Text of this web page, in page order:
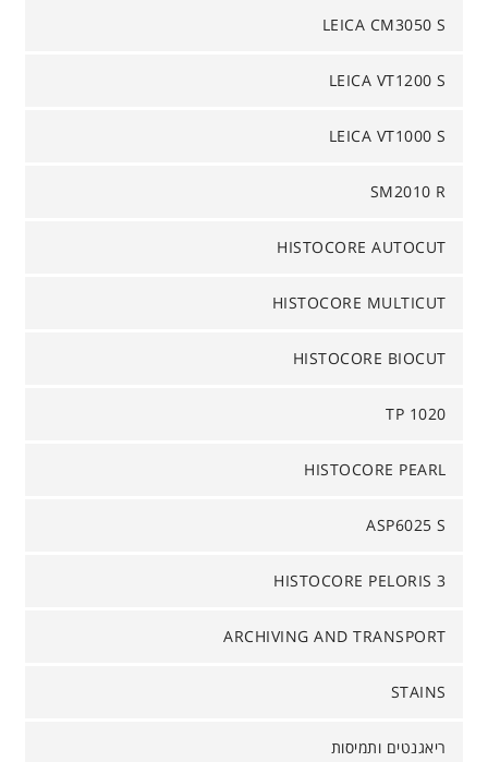
LEICA CM3050 S
LEICA VT1200 S
LEICA VT1000 S
SM2010 R
HISTOCORE AUTOCUT
HISTOCORE MULTICUT
HISTOCORE BIOCUT
TP 1020
HISTOCORE PEARL
ASP6025 S
HISTOCORE PELORIS 3
ARCHIVING AND TRANSPORT
STAINS
ריאגנטים ותמיסות